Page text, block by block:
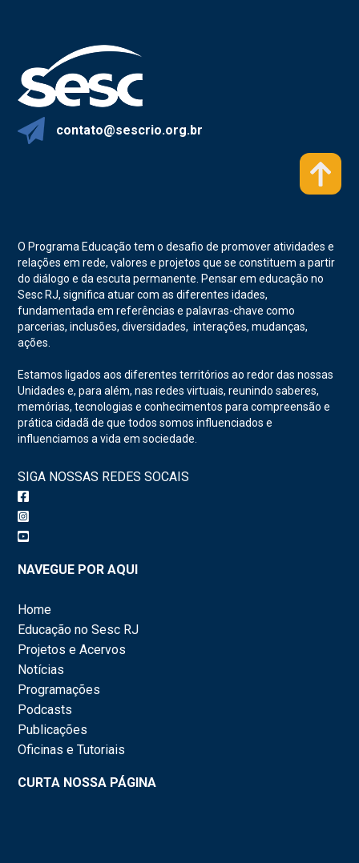
contato@sescrio.org.br
O Programa Educação tem o desafio de promover atividades e
relações em rede, valores e projetos que se constituem a partir
do diálogo e da escuta permanente. Pensar em educação no
Sesc RJ, significa atuar com as diferentes idades,
fundamentada em referências e palavras-chave como
parcerias, inclusões, diversidades, interações, mudanças,
ações.
Estamos ligados aos diferentes territórios ao redor das nossas
Unidades e, para além, nas redes virtuais, reunindo saberes,
memórias, tecnologias e conhecimentos para compreensão e
prática cidadã de que todos somos influenciados e
influenciamos a vida em sociedade.
SIGA NOSSAS REDES SOCAIS
NAVEGUE POR AQUI
Home
Educação no Sesc RJ
Projetos e Acervos
Notícias
Programações
Podcasts
Publicações
Oficinas e Tutoriais
CURTA NOSSA PÁGINA